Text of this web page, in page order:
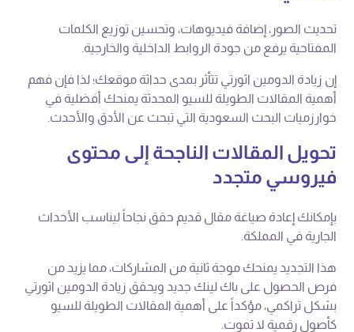
تحديث الصور، إضافة فيديوهات، وتحسين توزيع الكلمات
المفتاحية يرفع من جودة الروابط الداخلية والخارجية.
إن زيادة الدومين اثورتي تتأثر بمدى حداثة موقعك؛ لذا فإن فهم
أهمية المقالات الطويلة للسيو المحدثة يمنحك أفضلية في
خوارزميات البحث السعودية التي تبحث عن الأدق والأحدث.
تحويل المقالات الناجحة إلى محتوى
فيروسي متجدد
بإمكانك إعادة صياغة مقال قديم حقق نجاحاً ليناسب الأحداث
الجارية في المملكة.
هذا التجديد يمنحك موجة ثانية من المشاركات، مما يزيد من
فرص الحصول على باك لينك جديد ويحقق زيادة الدومين اثورتي
بشكل تراكمي، مؤكداً على أهمية المقالات الطويلة للسيو
كأصول رقمية لا تموت.